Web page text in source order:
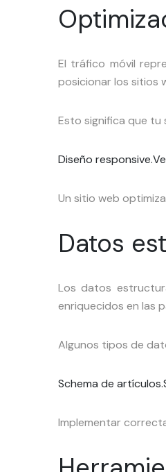
El tráfico móvil
posicionar los sitios
Esto significa que tu
Diseño responsive.
Un sitio web
Datos
Los datos
enriquecidos en las
Algunos tipos de
Schema de artículos.
Implementar